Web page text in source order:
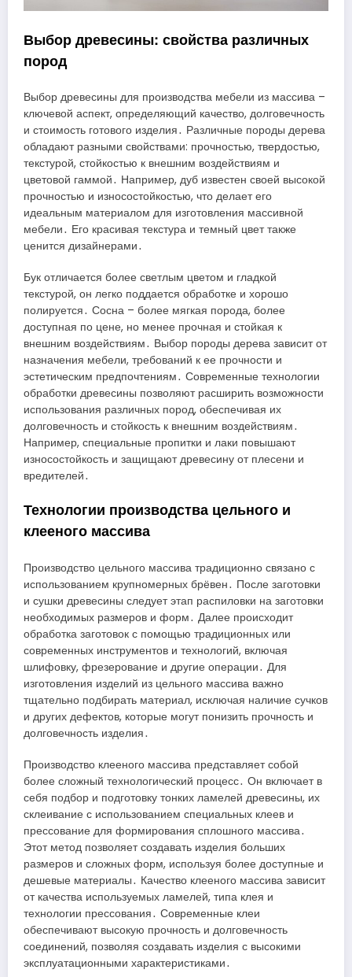
Выбор древесины: свойства различных
пород
Выбор древесины для производства мебели из массива –
ключевой аспект, определяющий качество, долговечность
и стоимость готового изделия․ Различные породы дерева
обладают разными свойствами: прочностью, твердостью,
текстурой, стойкостью к внешним воздействиям и
цветовой гаммой․ Например, дуб известен своей высокой
прочностью и износостойкостью, что делает его
идеальным материалом для изготовления массивной
мебели․ Его красивая текстура и темный цвет также
ценится дизайнерами․
Бук отличается более светлым цветом и гладкой
текстурой, он легко поддается обработке и хорошо
полируется․ Сосна – более мягкая порода, более
доступная по цене, но менее прочная и стойкая к
внешним воздействиям․ Выбор породы дерева зависит от
назначения мебели, требований к ее прочности и
эстетическим предпочтениям․ Современные технологии
обработки древесины позволяют расширить возможности
использования различных пород, обеспечивая их
долговечность и стойкость к внешним воздействиям․
Например, специальные пропитки и лаки повышают
износостойкость и защищают древесину от плесени и
вредителей․
Технологии производства цельного и
клееного массива
Производство цельного массива традиционно связано с
использованием крупномерных брёвен․ После заготовки
и сушки древесины следует этап распиловки на заготовки
необходимых размеров и форм․ Далее происходит
обработка заготовок с помощью традиционных или
современных инструментов и технологий, включая
шлифовку, фрезерование и другие операции․ Для
изготовления изделий из цельного массива важно
тщательно подбирать материал, исключая наличие сучков
и других дефектов, которые могут понизить прочность и
долговечность изделия․
Производство клееного массива представляет собой
более сложный технологический процесс․ Он включает в
себя подбор и подготовку тонких ламелей древесины, их
склеивание с использованием специальных клеев и
прессование для формирования сплошного массива․
Этот метод позволяет создавать изделия больших
размеров и сложных форм, используя более доступные и
дешевые материалы․ Качество клееного массива зависит
от качества используемых ламелей, типа клея и
технологии прессования․ Современные клеи
обеспечивают высокую прочность и долговечность
соединений, позволяя создавать изделия с высокими
эксплуатационными характеристиками․